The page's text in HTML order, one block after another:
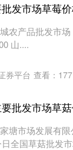
发市场草莓
农产品批发市
山....
券平台 查看： 177
批发市场草
塘市场发展有
全国草菇批发